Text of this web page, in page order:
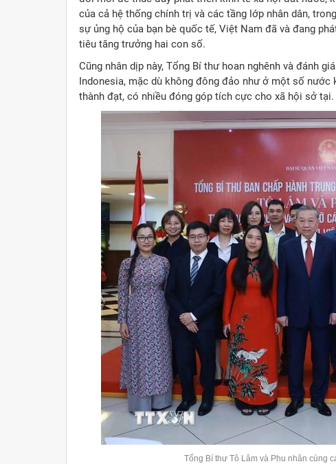
của cả hệ thống chính trị và các tầng lớp nhân dân,
sự ủng hộ của bạn bè quốc tế, Việt Nam đã và đang
tiêu tăng trưởng hai con số.
Cũng nhân dịp này, Tổng Bí thư hoan nghênh và đánh
Indonesia, mặc dù không đông đảo như ở một số
thành đạt, có nhiều đóng góp tích cực cho xã hội sở tại.
Tổng Bí thư Tô Lâm và Phu nhân cùng